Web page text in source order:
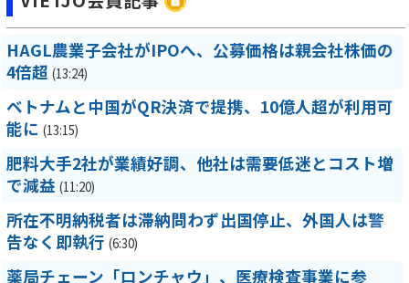
HAGL農業子会社がIPOへ、公募価格は親会社株価の
4倍超 (13:24)
ベトナムと中国がQR決済で提携、10億人超が利用可
能に (13:15)
肥料大手2社が業績好調、他社は需要低迷とコスト増
で減益 (11:20)
所在不明納税者は滞納問わず出国停止、外国人は警
告なく即執行 (6:30)
薬局チェーン「ロンチャウ」、医療検査事業に参